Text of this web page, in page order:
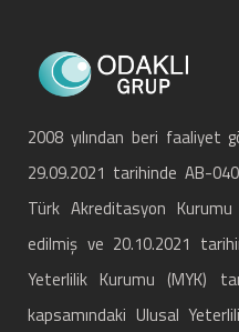
2008 yılından beri faaliyet
29.09.2021 tarihinde AB-
Türk Akreditasyon
edilmiş ve 20.10.2021
Yeterlilik Kurumu (MYK)
kapsamındaki Ulusal